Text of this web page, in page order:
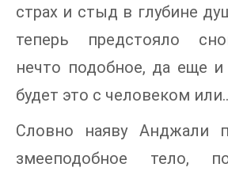
страх и стыд в глубине
теперь предстояло
нечто подобное, да еще
будет это с человеком
Словно наяву Анджали
змееподобное тело,